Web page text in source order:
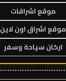
موقع اشراقات
موقع اشراق اون لاين
اركان سياحة وسفر